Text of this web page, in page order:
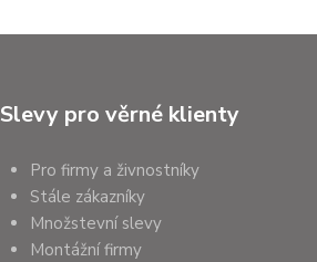
Slevy pro věrné klienty
Pro firmy a živnostníky
Stále zákazníky
Množstevní slevy
Montážní firmy